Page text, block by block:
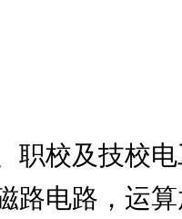
职校及技校
路电路，运